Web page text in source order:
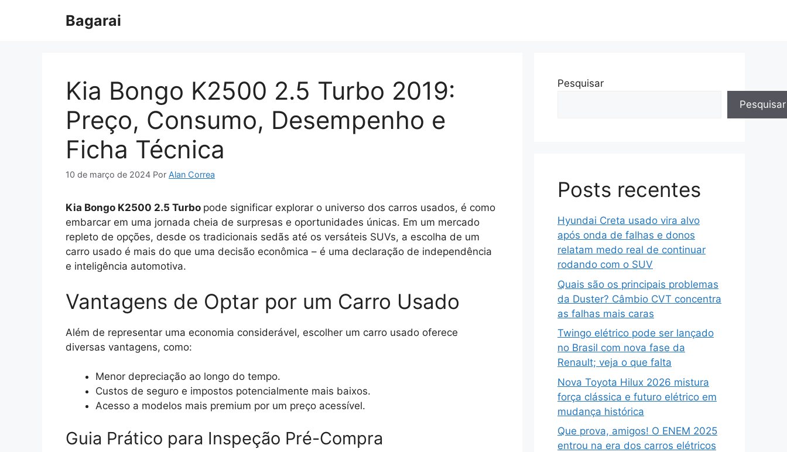
Bagarai
Kia Bongo K2500 2.5 Turbo 2019:
Preço, Consumo, Desempenho e
Ficha Técnica
10 de março de 2024 Por Alan Correa
Kia Bongo K2500 2.5 Turbo pode significar explorar o universo dos carros usados, é como
embarcar em uma jornada cheia de surpresas e oportunidades únicas. Em um mercado
repleto de opções, desde os tradicionais sedãs até os versáteis SUVs, a escolha de um
carro usado é mais do que uma decisão econômica – é uma declaração de independência
e inteligência automotiva.
Vantagens de Optar por um Carro Usado
Além de representar uma economia considerável, escolher um carro usado oferece
diversas vantagens, como:
Menor depreciação ao longo do tempo.
Custos de seguro e impostos potencialmente mais baixos.
Acesso a modelos mais premium por um preço acessível.
Guia Prático para Inspeção Pré-Compra
Pesquisar
Pesquisar
Posts recentes
Hyundai Creta usado vira alvo
após onda de falhas e donos
relatam medo real de continuar
rodando com o SUV
Quais são os principais problemas
da Duster? Câmbio CVT concentra
as falhas mais caras
Twingo elétrico pode ser lançado
no Brasil com nova fase da
Renault; veja o que falta
Nova Toyota Hilux 2026 mistura
força clássica e futuro elétrico em
mudança histórica
Que prova, amigos! O ENEM 2025
entrou na era dos carros elétricos